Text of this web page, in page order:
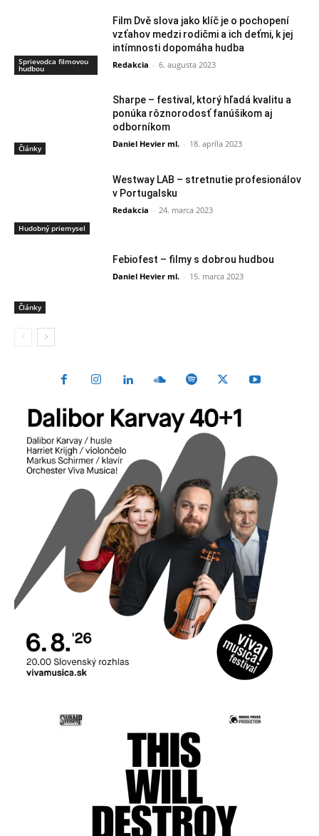
Sprievodca filmovou
hudbou
Film Dvě slova jako klíč je o pochopení
vzťahov medzi rodičmi a ich deťmi, k jej
intímnosti dopomáha hudba
Redakcia - 6. augusta 2023
Články
Sharpe – festival, ktorý hľadá kvalitu a
ponúka rôznorodosť fanúšikom aj
odborníkom
Daniel Hevier ml. - 18. apríla 2023
Hudobný priemysel
Westway LAB – stretnutie profesionálov
v Portugalsku
Redakcia - 24. marca 2023
Články
Febiofest – filmy s dobrou hudbou
Daniel Hevier ml. - 15. marca 2023